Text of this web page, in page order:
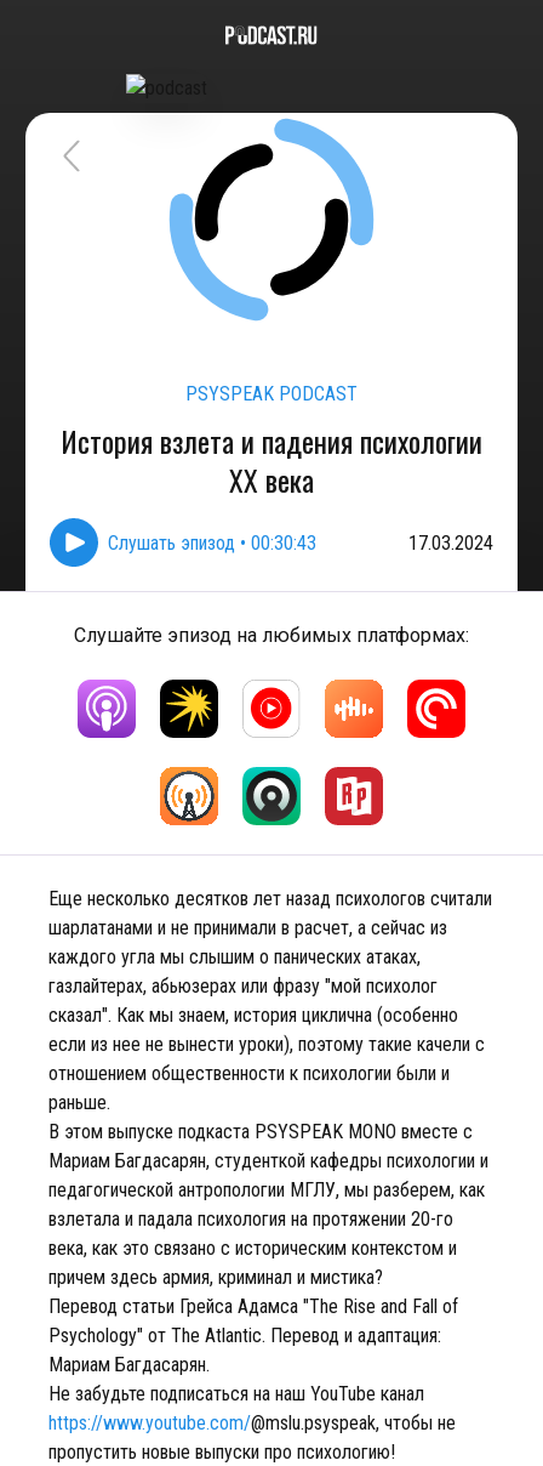
PSYSPEAK PODCAST
История взлета и падения психологии
XX века
Слушать эпизод • 00:30:43 17.03.2024
Слушайте эпизод на любимых платформах:
Еще несколько десятков лет назад психологов считали
шарлатанами и не принимали в расчет, а сейчас из
каждого угла мы слышим о панических атаках,
газлайтерах, абьюзерах или фразу "мой психолог
сказал". Как мы знаем, история циклична (особенно
если из нее не вынести уроки), поэтому такие качели с
отношением общественности к психологии были и
раньше.
В этом выпуске подкаста PSYSPEAK MONO вместе с
Мариам Багдасарян, студенткой кафедры психологии и
педагогической антропологии МГЛУ, мы разберем, как
взлетала и падала психология на протяжении 20-го
века, как это связано с историческим контекстом и
причем здесь армия, криминал и мистика?
Перевод статьи Грейса Адамса "The Rise and Fall of
Psychology" от The Atlantic. Перевод и адаптация:
Мариам Багдасарян.
Не забудьте подписаться на наш YouTube канал
https://www.youtube.com/@mslu.psyspeak, чтобы не
пропустить новые выпуски про психологию!